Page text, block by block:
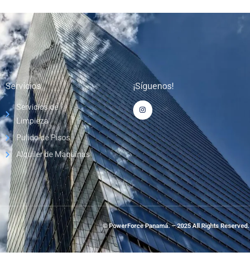
Servicios
Servicios de
Limpieza
Pulido de Pisos
Alquiler de Maquinas
¡Síguenos!
© PowerForce Panamá. – 2025 All Rights Reserved.